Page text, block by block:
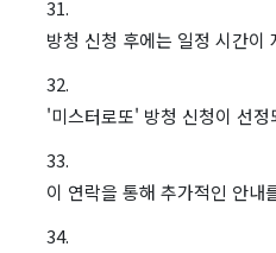
방청 신청 후에는 일정 시간이
'미스터로또' 방청 신청이 선
이 연락을 통해 추가적인 안내